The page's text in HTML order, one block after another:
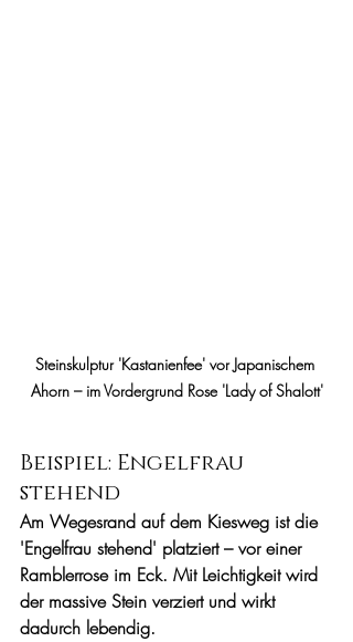
Steinskulptur 'Kastanienfee' vor Japanischem
Ahorn – im Vordergrund Rose 'Lady of Shalott'
Beispiel: Engelfrau
stehend
Am Wegesrand auf dem Kiesweg ist die
'Engelfrau stehend' platziert – vor einer
Ramblerrose im Eck. Mit Leichtigkeit wird
der massive Stein verziert und wirkt
dadurch lebendig.